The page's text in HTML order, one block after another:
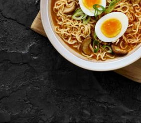
Om Os
Grundlægger
Historie
Værdier
Ofte